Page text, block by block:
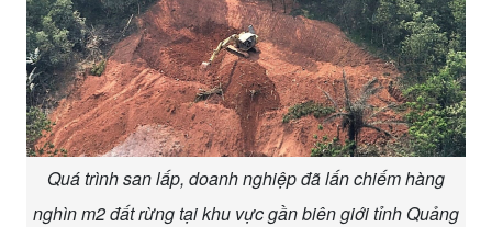
Quá trình san lấp, doanh nghiệp đã lấn chiếm hàng
nghìn m2 đất rừng tại khu vực gần biên giới tỉnh Quảng